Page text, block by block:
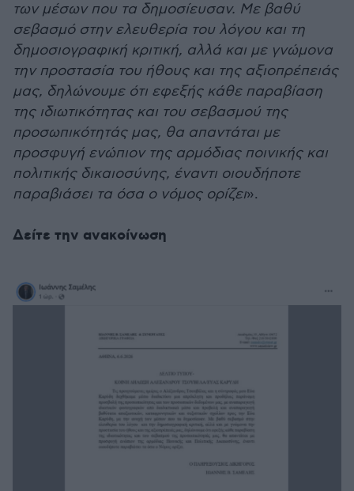
των μέσων που τα δημοσίευσαν. Με βαθύ
σεβασμό στην ελευθερία του λόγου και τη
δημοσιογραφική κριτική, αλλά και με γνώμονα
την προστασία του ήθους και της αξιοπρέπειάς
μας, δηλώνουμε ότι εφεξής κάθε παραβίαση
της ιδιωτικότητας και του σεβασμού της
προσωπικότητάς μας, θα απαντάται με
προσφυγή ενώπιον της αρμόδιας ποινικής και
πολιτικής δικαιοσύνης, έναντι οιουδήποτε
παραβιάσει τα όσα ο νόμος ορίζει».
Δείτε την ανακοίνωση